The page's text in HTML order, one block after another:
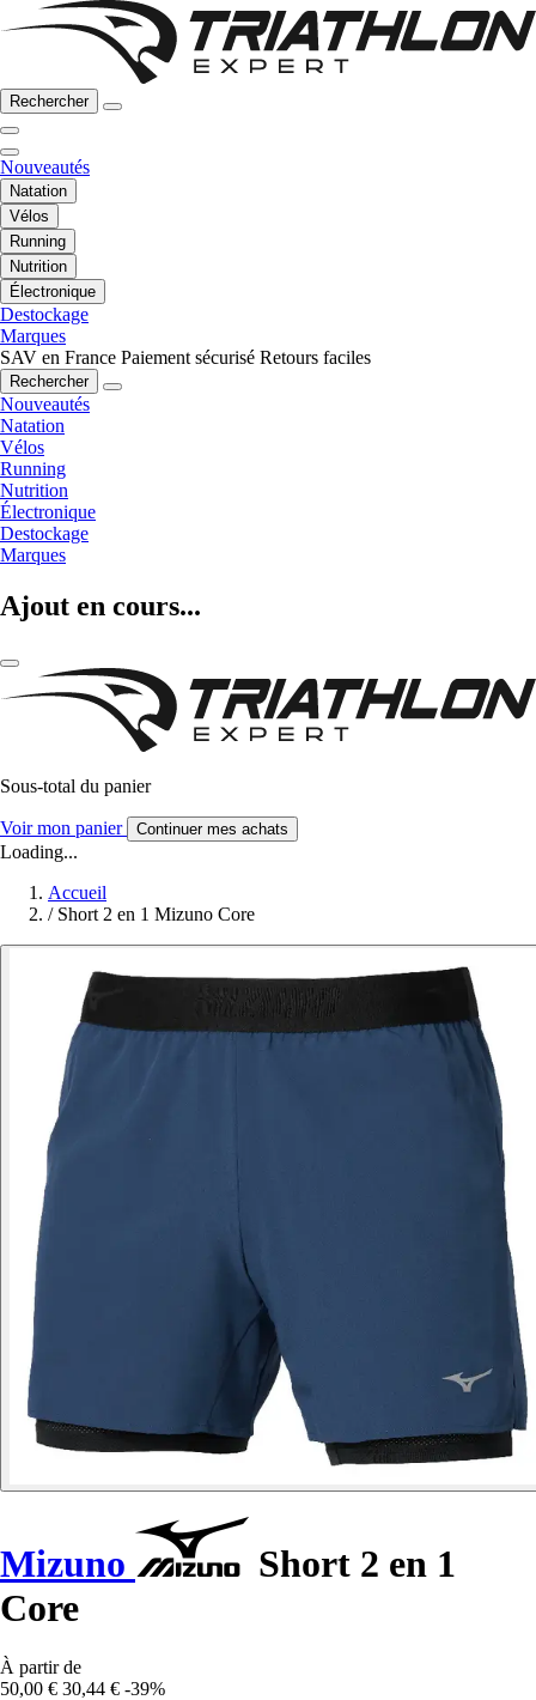
Rechercher
Nouveautés
Natation
Vélos
Running
Nutrition
Électronique
Destockage
Marques
SAV en France Paiement sécurisé Retours faciles
Rechercher
Nouveautés
Natation
Vélos
Running
Nutrition
Électronique
Destockage
Marques
Ajout en cours...
Sous-total du panier
Voir mon panier Continuer mes achats
Loading...
Accueil
/ Short 2 en 1 Mizuno Core
Mizuno
Short 2 en 1
Core
À partir de
50,00 € 30,44 € -39%